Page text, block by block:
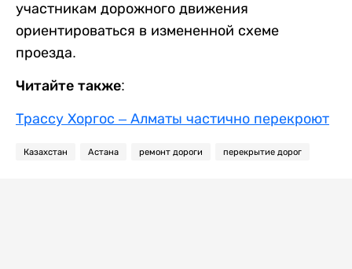
участникам дорожного движения
ориентироваться в измененной схеме
проезда.
Читайте также:
Трассу Хоргос – Алматы частично перекроют
Казахстан Астана ремонт дороги перекрытие дорог